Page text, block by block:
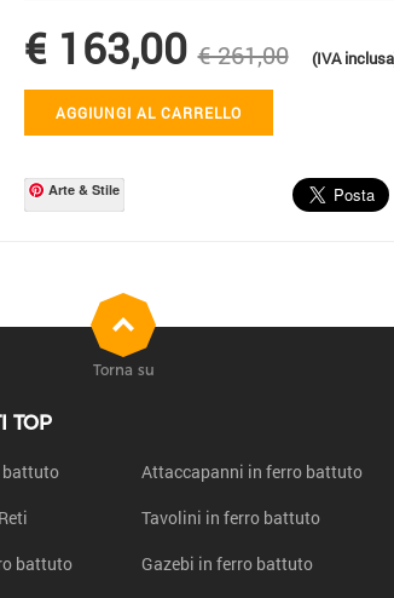
€ 163,00 € 261,00 (IVA
AGGIUNGI AL CARRELLO
Arte & Stile
TOP
battuto
battuto
Attaccapanni in ferro battuto
Tavolini in ferro battuto
Gazebi in ferro battuto
Torna su